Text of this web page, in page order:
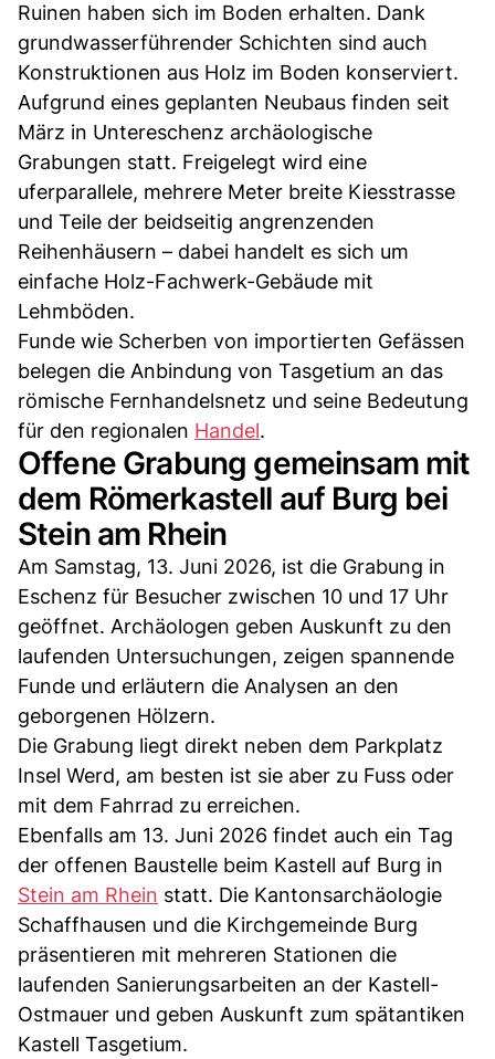
Ruinen haben sich im Boden erhalten. Dank
grundwasserführender Schichten sind auch
Konstruktionen aus Holz im Boden konserviert.
Aufgrund eines geplanten Neubaus finden seit
März in Untereschenz archäologische
Grabungen statt. Freigelegt wird eine
uferparallele, mehrere Meter breite Kiesstrasse
und Teile der beidseitig angrenzenden
Reihenhäusern – dabei handelt es sich um
einfache Holz-Fachwerk-Gebäude mit
Lehmböden.
Funde wie Scherben von importierten Gefässen
belegen die Anbindung von Tasgetium an das
römische Fernhandelsnetz und seine Bedeutung
für den regionalen Handel.
Offene Grabung gemeinsam mit
dem Römerkastell auf Burg bei
Stein am Rhein
Am Samstag, 13. Juni 2026, ist die Grabung in
Eschenz für Besucher zwischen 10 und 17 Uhr
geöffnet. Archäologen geben Auskunft zu den
laufenden Untersuchungen, zeigen spannende
Funde und erläutern die Analysen an den
geborgenen Hölzern.
Die Grabung liegt direkt neben dem Parkplatz
Insel Werd, am besten ist sie aber zu Fuss oder
mit dem Fahrrad zu erreichen.
Ebenfalls am 13. Juni 2026 findet auch ein Tag
der offenen Baustelle beim Kastell auf Burg in
Stein am Rhein statt. Die Kantonsarchäologie
Schaffhausen und die Kirchgemeinde Burg
präsentieren mit mehreren Stationen die
laufenden Sanierungsarbeiten an der Kastell-
Ostmauer und geben Auskunft zum spätantiken
Kastell Tasgetium.